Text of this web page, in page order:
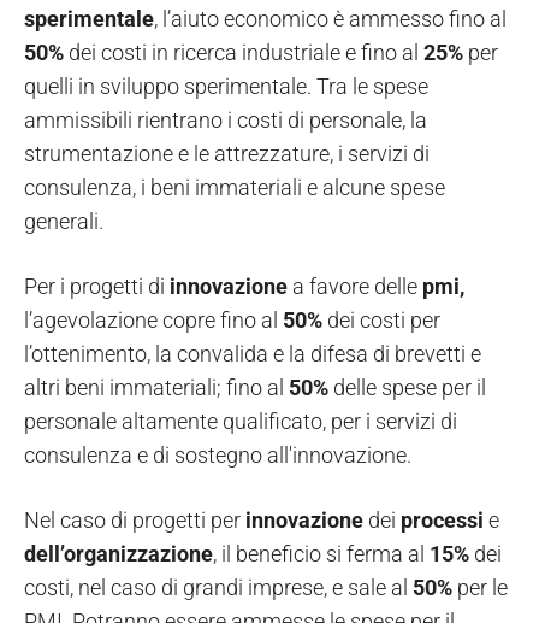
sperimentale, l’aiuto economico è ammesso fino al
50% dei costi in ricerca industriale e fino al 25% per
quelli in sviluppo sperimentale. Tra le spese
ammissibili rientrano i costi di personale, la
strumentazione e le attrezzature, i servizi di
consulenza, i beni immateriali e alcune spese
generali.
Per i progetti di innovazione a favore delle pmi,
l’agevolazione copre fino al 50% dei costi per
l’ottenimento, la convalida e la difesa di brevetti e
altri beni immateriali; fino al 50% delle spese per il
personale altamente qualificato, per i servizi di
consulenza e di sostegno all'innovazione.
Nel caso di progetti per innovazione dei processi e
dell’organizzazione, il beneficio si ferma al 15% dei
costi, nel caso di grandi imprese, e sale al 50% per le